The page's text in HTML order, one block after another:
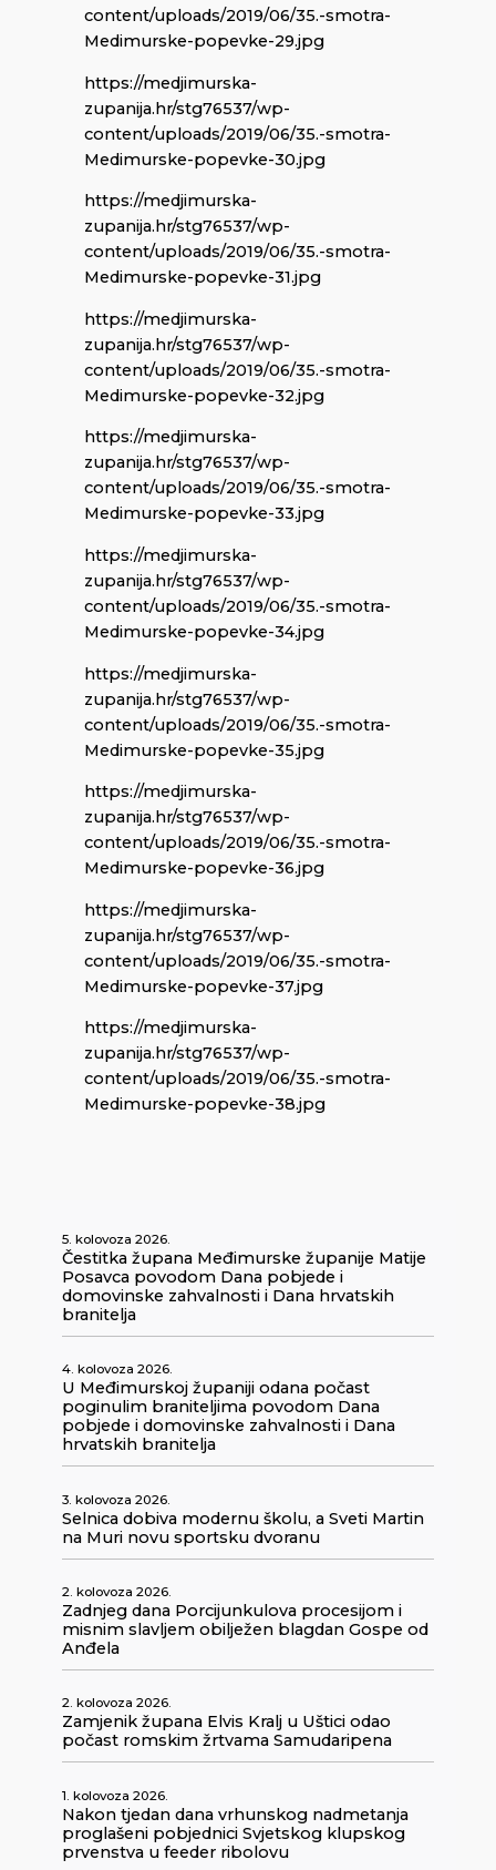
content/uploads/2019/06/35.-smotra-
Medimurske-popevke-29.jpg
https://medjimurska-
zupanija.hr/stg76537/wp-
content/uploads/2019/06/35.-smotra-
Medimurske-popevke-30.jpg
https://medjimurska-
zupanija.hr/stg76537/wp-
content/uploads/2019/06/35.-smotra-
Medimurske-popevke-31.jpg
https://medjimurska-
zupanija.hr/stg76537/wp-
content/uploads/2019/06/35.-smotra-
Medimurske-popevke-32.jpg
https://medjimurska-
zupanija.hr/stg76537/wp-
content/uploads/2019/06/35.-smotra-
Medimurske-popevke-33.jpg
https://medjimurska-
zupanija.hr/stg76537/wp-
content/uploads/2019/06/35.-smotra-
Medimurske-popevke-34.jpg
https://medjimurska-
zupanija.hr/stg76537/wp-
content/uploads/2019/06/35.-smotra-
Medimurske-popevke-35.jpg
https://medjimurska-
zupanija.hr/stg76537/wp-
content/uploads/2019/06/35.-smotra-
Medimurske-popevke-36.jpg
https://medjimurska-
zupanija.hr/stg76537/wp-
content/uploads/2019/06/35.-smotra-
Medimurske-popevke-37.jpg
https://medjimurska-
zupanija.hr/stg76537/wp-
content/uploads/2019/06/35.-smotra-
Medimurske-popevke-38.jpg
5. kolovoza 2026.
Čestitka župana Međimurske županije Matije
Posavca povodom Dana pobjede i
domovinske zahvalnosti i Dana hrvatskih
branitelja
4. kolovoza 2026.
U Međimurskoj županiji odana počast
poginulim braniteljima povodom Dana
pobjede i domovinske zahvalnosti i Dana
hrvatskih branitelja
3. kolovoza 2026.
Selnica dobiva modernu školu, a Sveti Martin
na Muri novu sportsku dvoranu
2. kolovoza 2026.
Zadnjeg dana Porcijunkulova procesijom i
misnim slavljem obilježen blagdan Gospe od
Anđela
2. kolovoza 2026.
Zamjenik župana Elvis Kralj u Uštici odao
počast romskim žrtvama Samudaripena
1. kolovoza 2026.
Nakon tjedan dana vrhunskog nadmetanja
proglašeni pobjednici Svjetskog klupskog
prvenstva u feeder ribolovu